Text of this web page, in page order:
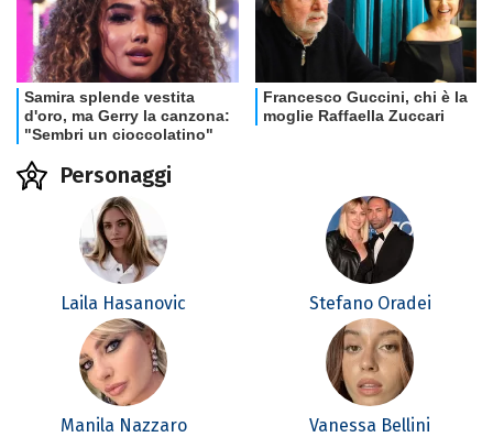
Personaggi
Laila Hasanovic Stefano Oradei
Manila Nazzaro Vanessa Bellini